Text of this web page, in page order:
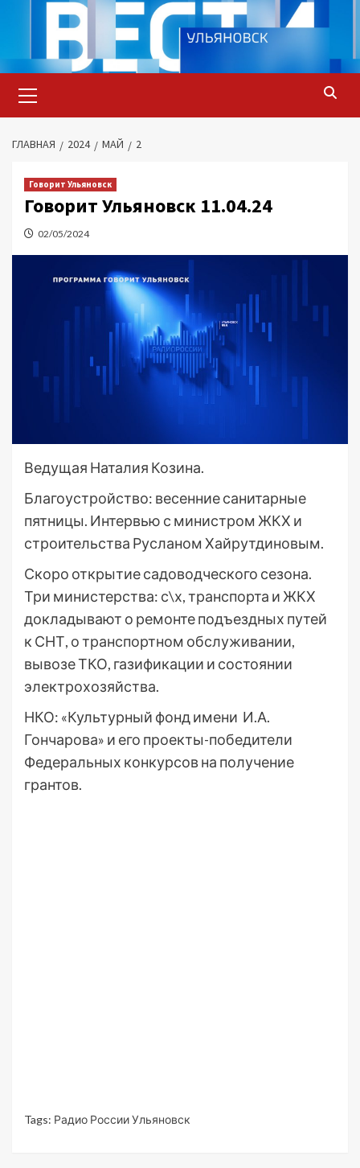
содержимому
меню
ГЛАВНАЯ 2024 МАЙ 2
Говорит Ульяновск
Говорит Ульяновск 11.04.24
02/05/2024
Ведущая Наталия Козина.
Благоустройство: весенние санитарные
пятницы. Интервью с министром ЖКХ и
строительства Русланом Хайрутдиновым.
Скоро открытие садоводческого сезона.
Три министерства: с\х, транспорта и ЖКХ
докладывают о ремонте подъездных путей
к СНТ, о транспортном обслуживании,
вывозе ТКО, газификации и состоянии
электрохозяйства.
НКО: «Культурный фонд имени И.А.
Гончарова» и его проекты-победители
Федеральных конкурсов на получение
грантов.
Tags: Радио России Ульяновск